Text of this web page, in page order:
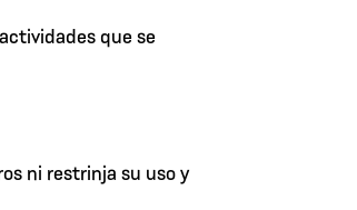
que se
ni restrinja su uso y